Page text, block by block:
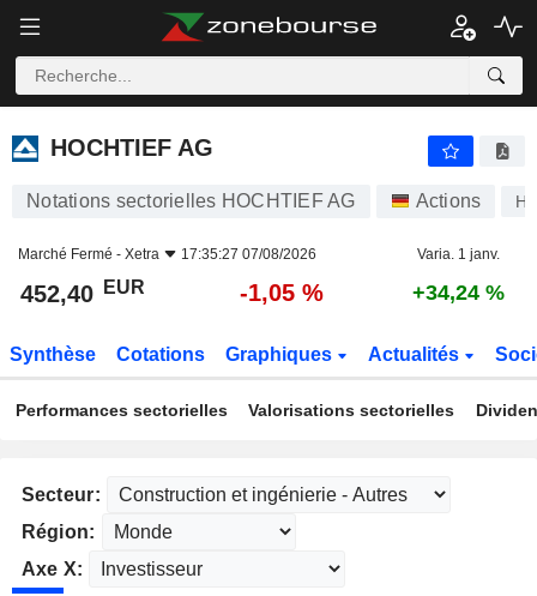
HOCHTIEF AG
HOCHTIEF AG
Notations sectorielles HOCHTIEF AG Actions
Marché Fermé - Xetra 17:35:27 07/08/2026 Varia. 1 janv.
452,40 EUR -1,05 % +34,24 %
Synthèse Cotations Graphiques Actualités
Performances sectorielles Valorisations sectorielles
Secteur:
Région:
Axe X: